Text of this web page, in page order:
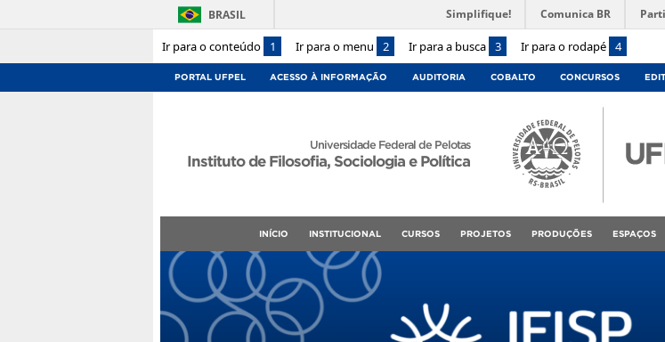
Ir para o conteúdo 1 Ir para o menu 2 Ir para a busca 3 Ir para o rodapé 4
BRASIL Simplifique! Comunica BR
PORTAL UFPEL ACESSO À INFORMAÇÃO AUDITORIA COBALTO CONCURSOS
Universidade Federal de Pelotas
Instituto de Filosofia, Sociologia e Política
INÍCIO INSTITUCIONAL CURSOS PROJETOS PRODUÇÕES ESPAÇOS